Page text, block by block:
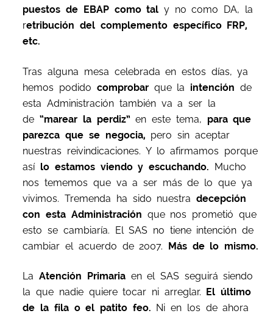
puestos de EBAPcomo taly no como DA, la
retribución del complemento específico FRP,
etc.
Tras alguna mesa celebrada en estos días, ya
hemos podido comprobarque la intención de
esta Administración también va a ser la
de“marear la perdiz”en este tema, para que
parezca que se negocia, pero sin aceptar
nuestras reivindicaciones. Y lo afirmamos porque
asílo estamos viendo yescuchando. Mucho
nos tememos que va a ser más de lo que ya
vivimos. Tremenda ha sido nuestradecepción
con esta Administración que nos prometió que
esto se cambiaría. El SAS no tiene intención de
cambiar el acuerdo de 2007. Más de lo mismo.
LaAtención Primariaen el SAS seguirá siendo
la que nadie quiere tocar ni arreglar. El último
de la fila o el patito feo. Ni en los de ahora